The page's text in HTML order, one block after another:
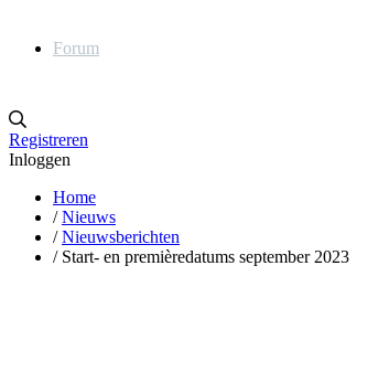
Forum
Registreren
Inloggen
Home
/ Nieuws
/ Nieuwsberichten
/ Start- en premièredatums september 2023